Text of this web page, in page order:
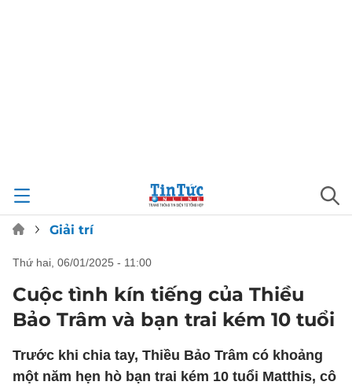
Giải trí
thứ hai, 06/01/2025 - 11:00
Cuộc tình kín tiếng của Thiều
Bảo Trâm và bạn trai kém 10 tuổi
Trước khi chia tay, Thiều Bảo Trâm có khoảng
một năm hẹn hò bạn trai kém 10 tuổi Matthis, cô